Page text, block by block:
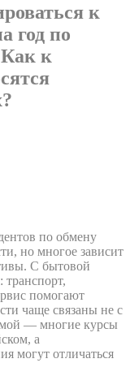
к
год по
Как к
по обмену
но многое зависит
С бытовой
транспорт,
помогают
чаще связаны не с
— многие курсы
а
могут отличаться